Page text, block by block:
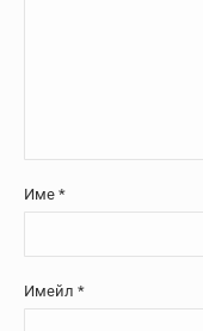
Име *
Имейл *